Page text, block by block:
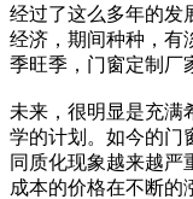
经过了这么多年的发
经济，期间种种，有
季旺季，门窗定制厂
未来，很明显是充满
学的计划。如今的门
同质化现象越来越严
成本的价格在不断的